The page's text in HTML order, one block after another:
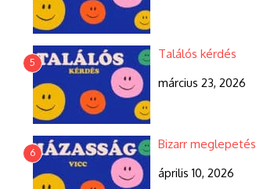
5
Találós kérdés
március 23, 2026
6
Bizarr meglepetés
április 10, 2026